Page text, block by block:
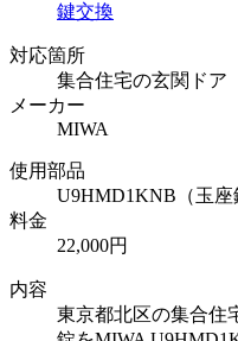
鍵交換
対応箇所
集合住宅の玄関ドア
メーカー
MIWA
使用部品
U9HMD1KNB（玉座
料金
22,000円
内容
東京都北区の集合住